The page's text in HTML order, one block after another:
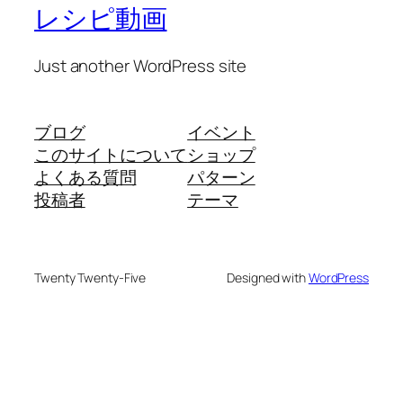
レシピ動画
Just another WordPress site
ブログ
このサイトについて
よくある質問
投稿者
イベント
ショップ
パターン
テーマ
Twenty Twenty-Five Designed withWordPress